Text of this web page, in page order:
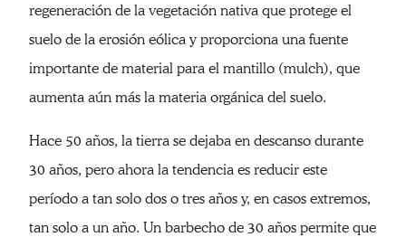
regeneración de la vegetación nativa que protege el
suelo de la erosión eólica y proporciona una fuente
importante de material para el mantillo (mulch), que
aumenta aún más la materia orgánica del suelo.
Hace 50 años, la tierra se dejaba en descanso durante
30 años, pero ahora la tendencia es reducir este
período a tan solo dos o tres años y, en casos extremos,
tan solo a un año. Un barbecho de 30 años permite que